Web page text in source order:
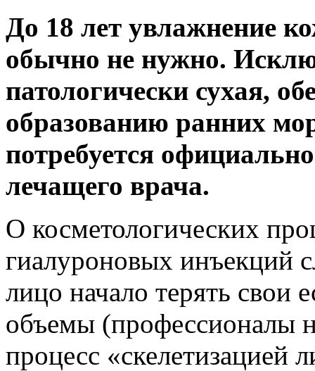
До 18 лет увлажнение
обычно не нужно.
патологически сухая,
образованию ранних
потребуется
лечащего врача.
О косметологических
гиалуроновых инъекций
лицо начало терять свои
объемы (профессионалы
процесс «скелетизацией